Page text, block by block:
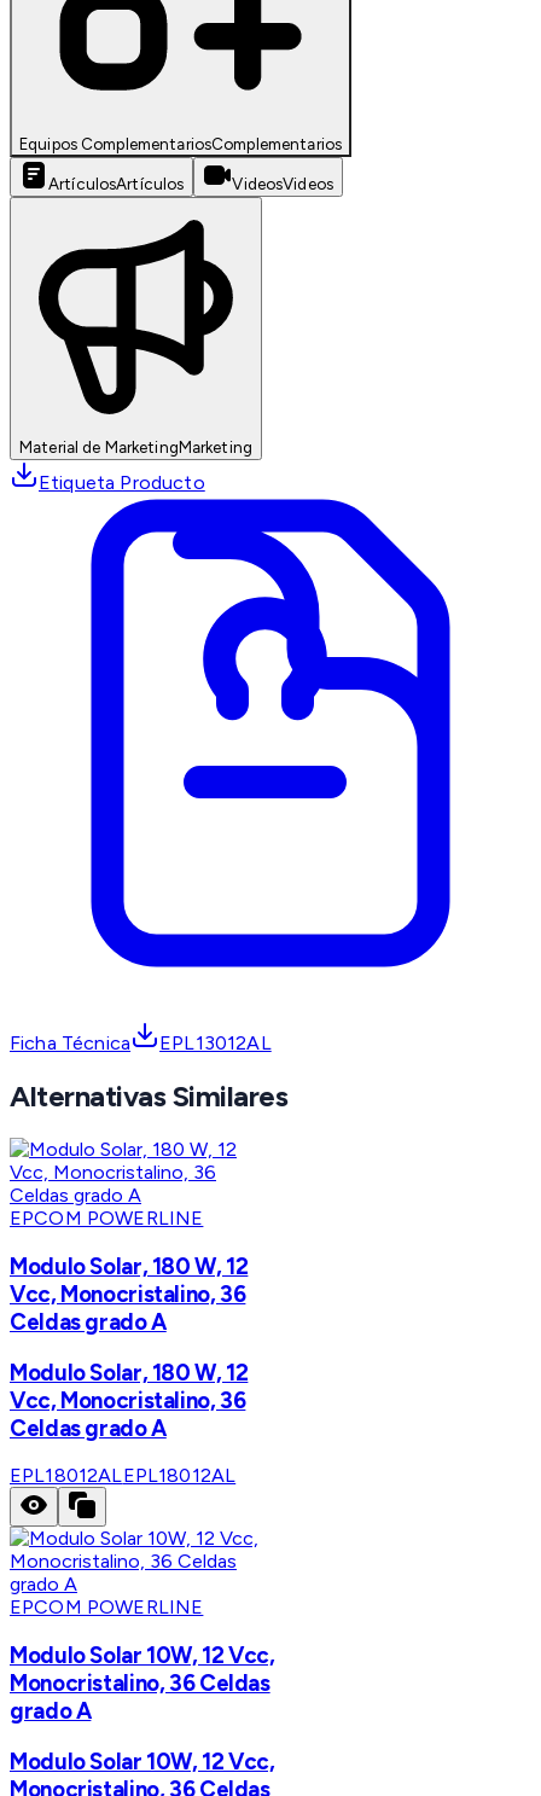
Equipos ComplementariosComplementarios
ArtículosArtículos VideosVideos
Material de MarketingMarketing
Etiqueta Producto
Ficha Técnica EPL13012AL
Alternativas Similares
EPCOM POWERLINE
Modulo Solar, 180 W, 12
Vcc, Monocristalino, 36
Celdas grado A
Modulo Solar, 180 W, 12
Vcc, Monocristalino, 36
Celdas grado A
EPL18012ALEPL18012AL
EPCOM POWERLINE
Modulo Solar 10W, 12 Vcc,
Monocristalino, 36 Celdas
grado A
Modulo Solar 10W, 12 Vcc,
Monocristalino, 36 Celdas